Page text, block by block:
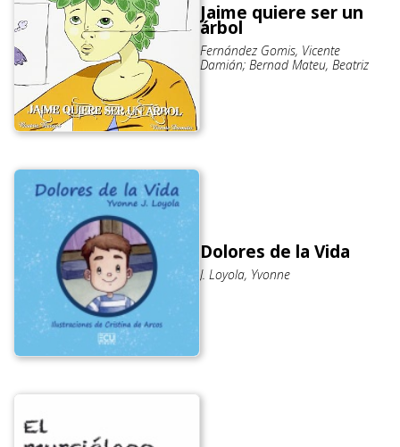
Jaime quiere ser un
árbol
Fernández Gomis, Vicente
Damián; Bernad Mateu, Beatriz
Dolores de la Vida
J. Loyola, Yvonne